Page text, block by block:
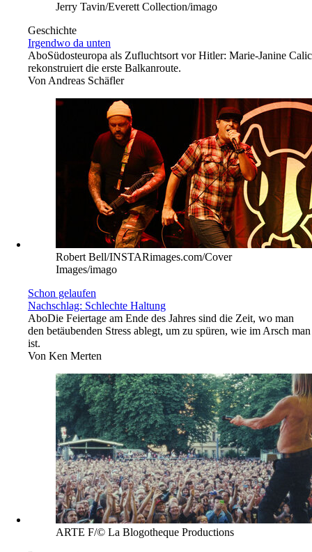
Jerry Tavin/Everett Collection/imago
Geschichte
Irgendwo da unten
AboSüdosteuropa als Zufluchtsort vor Hitler: Marie-Janine Calic
rekonstruiert die erste Balkanroute.
VonAndreas Schäfler
Robert Bell/INSTARimages.com/Cover
Images/imago
Schon gelaufen
Nachschlag: Schlechte Haltung
AboDie Feiertage am Ende des Jahres sind die Zeit, wo man
den betäubenden Stress ablegt, um zu spüren, wie im Arsch man
ist.
Von Ken Merten
ARTE F/© La Blogotheque Productions